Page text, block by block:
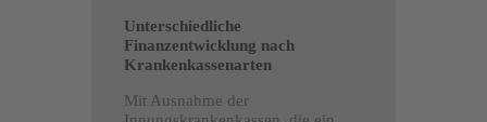
Unterschiedliche
Finanzentwicklung nach
Krankenkassenarten
Mit Ausnahme der